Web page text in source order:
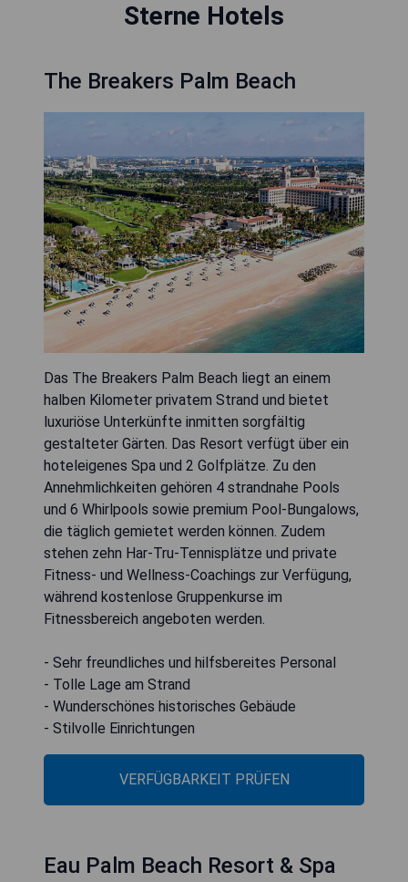
Sterne Hotels
The Breakers Palm Beach
Das The Breakers Palm Beach liegt an einem
halben Kilometer privatem Strand und bietet
luxuriöse Unterkünfte inmitten sorgfältig
gestalteter Gärten. Das Resort verfügt über ein
hoteleigenes Spa und 2 Golfplätze. Zu den
Annehmlichkeiten gehören 4 strandnahe Pools
und 6 Whirlpools sowie premium Pool-Bungalows,
die täglich gemietet werden können. Zudem
stehen zehn Har-Tru-Tennisplätze und private
Fitness- und Wellness-Coachings zur Verfügung,
während kostenlose Gruppenkurse im
Fitnessbereich angeboten werden.
- Sehr freundliches und hilfsbereites Personal
- Tolle Lage am Strand
- Wunderschönes historisches Gebäude
- Stilvolle Einrichtungen
VERFÜGBARKEIT PRÜFEN
Eau Palm Beach Resort & Spa